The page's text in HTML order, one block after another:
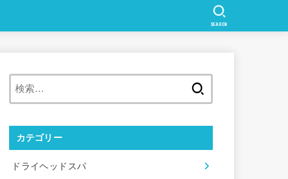
SEARCH
カテゴリー
ドライヘッドスパ